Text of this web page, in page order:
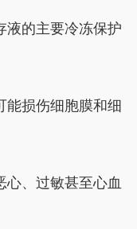
液的主要冷冻保护
能损伤细胞膜和细
、过敏甚至心血